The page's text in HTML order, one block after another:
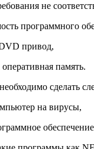
не
программного
привод,
память.
сделать
на вирусы,